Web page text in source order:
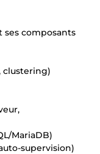
ses composants
clustering)
MariaDB)
supervision)